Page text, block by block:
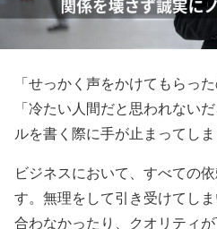
「せっかく声をかけてもらっ
「冷たい人間だと思われない
ルを書く際に手が止まってし
ビジネスにおいて、すべての
す。無理をして引き受けてし
合わなかったり、クオリティ